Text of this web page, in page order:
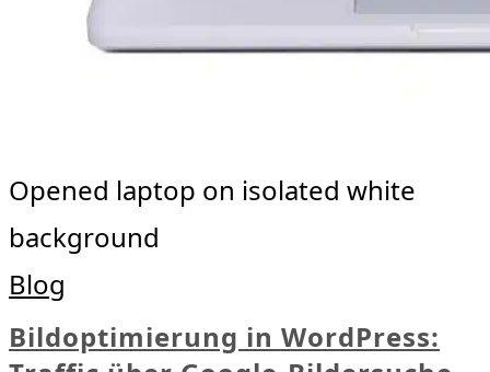
Opened laptop on isolated white
background
Blog
Bildoptimierung in WordPress: